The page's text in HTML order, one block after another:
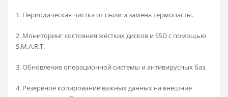
1. Периодическая чистка от пыли и замена термопасты.
2. Мониторинг состояния жёстких дисков и SSD с помощью
S.M.A.R.T.
3. Обновление операционной системы и антивирусных баз.
4. Резервное копирование важных данных на внешние